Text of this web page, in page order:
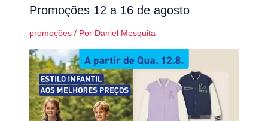
Promoções 12 a 16 de agosto
promoções/ Por Daniel Mesquita